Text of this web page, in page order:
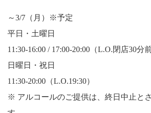
～3/7（月）※予定
平日・土曜日
11:30-16:00 / 17:00-20:00（L.O.閉店30分前
日曜日・祝日
11:30-20:00（L.O.19:30）
※ アルコールのご提供は、終日中止と